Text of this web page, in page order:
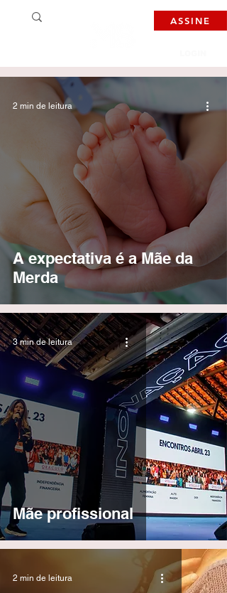
ASSINE
A expectativa é a Mãe da
Merda
2 min de leitura
Mãe profissional
3 min de leitura
2 min de leitura